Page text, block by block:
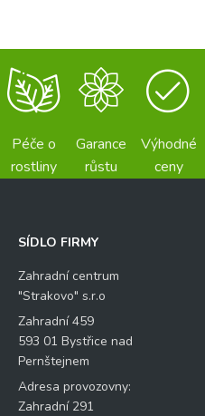
Péče o
rostliny
Garance
růstu
Výhodné
ceny
SÍDLO FIRMY
Zahradní centrum
"Strakovo" s.r.o
Zahradní 459
593 01 Bystřice nad
Pernštejnem
Adresa provozovny:
Zahradní 291